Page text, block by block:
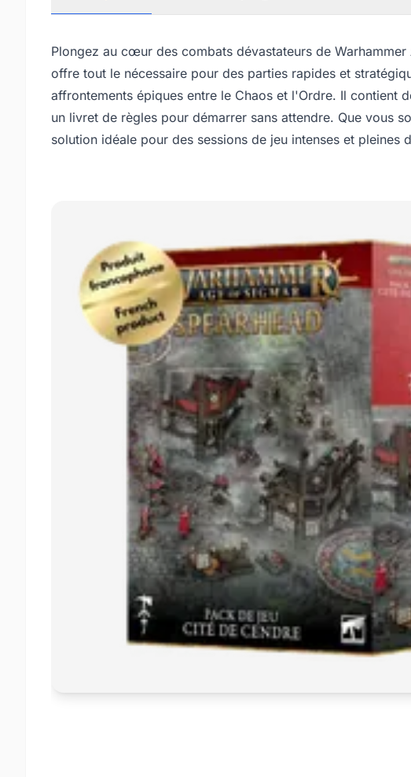
Plongez au cœur des combats dévastateurs de
offre tout le nécessaire pour des parties rapides et
affrontements épiques entre le Chaos et l'Ordre. Il contient
un livret de règles pour démarrer sans attendre. Que vous
solution idéale pour des sessions de jeu intenses et pleines